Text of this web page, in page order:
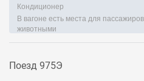
Кондиционер
В вагоне есть места для
животными
Поезд 975Э